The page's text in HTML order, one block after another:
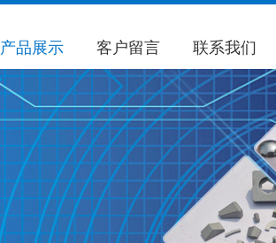
产品展示 客户留言 联系我们